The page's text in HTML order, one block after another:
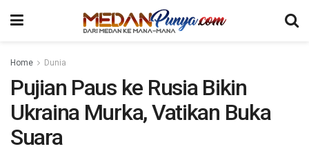
Home Dunia
Pujian Paus ke Rusia Bikin
Ukraina Murka, Vatikan Buka
Suara